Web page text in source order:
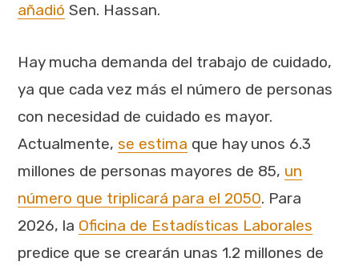
añadió Sen. Hassan.
Hay mucha demanda del trabajo de cuidado,
ya que cada vez más el número de personas
con necesidad de cuidado es mayor.
Actualmente, se estima que hay unos 6.3
millones de personas mayores de 85, un
número que triplicará para el 2050. Para
2026, la Oficina de Estadísticas Laborales
predice que se crearán unas 1.2 millones de